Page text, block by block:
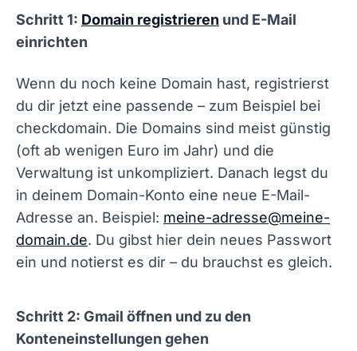
Schritt 1: Domain registrieren und E-Mail
einrichten
Wenn du noch keine Domain hast, registrierst
du dir jetzt eine passende – zum Beispiel bei
checkdomain. Die Domains sind meist günstig
(oft ab wenigen Euro im Jahr) und die
Verwaltung ist unkompliziert. Danach legst du
in deinem Domain-Konto eine neue E-Mail-
Adresse an. Beispiel: meine-adresse@meine-
domain.de. Du gibst hier dein neues Passwort
ein und notierst es dir – du brauchst es gleich.
Schritt 2: Gmail öffnen und zu den
Konteneinstellungen gehen